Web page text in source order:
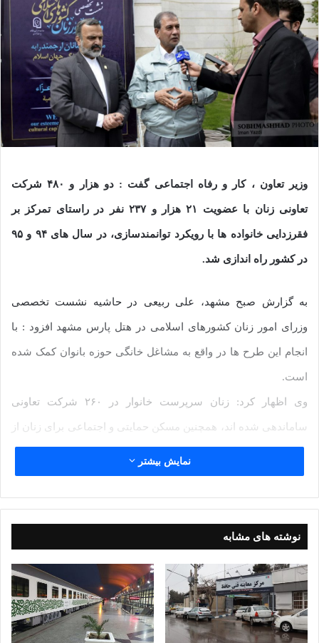
وزیر تعاون ، کار و رفاه اجتماعی گفت : دو هزار و ۴۸۰ شرکت
تعاونی زنان با عضویت ۲۱ هزار و ۲۳۷ نفر در راستای تمرکز بر
فقرزدایی خانواده ها با رویکرد توانمندسازی، در سال های ۹۴ و ۹۵
در کشور راه اندازی شد.
به گزارش صبح مشهد، علی ربیعی در حاشیه نشست تخصصی
وزرای امور زنان کشورهای اسلامی در هتل پارس مشهد افزود : با
انجام این طرح ها در واقع به مشاغل خانگی حوزه بانوان کمک شده
است.
وی اظهار کرد: زنان سرپرست خانوار در ۲۶۰ شرکت تعاونی
ساماندهی شده اند، همچنین مسکن حمایتی و اجتماعی برای زنان از
دیگر برنامه های آینده این وزارتخانه است.
وی اظهار کرد: در ایران به برکت قانون اساسی و رهنمود های
رهبرمعظم انقلاب در سیاست های خانواده، بازآفرینی نقش زن از
جمله مسائلی بوده که مبنای عمل و مورد توجه جدی قرار گرفته
است.
وی اظهار کرد: پوشش بیمه ای زنان سرپرست خانوار و ناتوان، زنان
دارای فرصت های اجتماعی نابرابر، مبارزه با سوء تغذیه زنان ناتوان
مالی و زیرپوشش قرار دادن ۲۰۰ هزار زن باردار دچار سوء تغذیه و
نمایش بیشتر
نوشته های مشابه